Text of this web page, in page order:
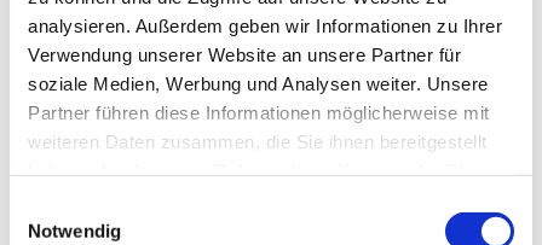
analysieren. Außerdem geben wir Informationen zu Ihrer
Verwendung unserer Website an unsere Partner für
soziale Medien, Werbung und Analysen weiter. Unsere
Partner führen diese Informationen möglicherweise mit
weiteren Daten zusammen, die Sie ihnen bereitgestellt
Notwendig